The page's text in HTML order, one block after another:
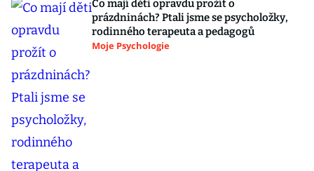
Co mají děti opravdu prožít o
prázdninách? Ptali jsme se psycholožky,
rodinného terapeuta a pedagogů
Moje Psychologie